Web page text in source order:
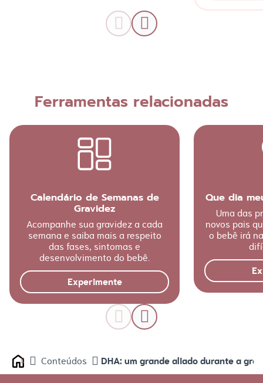
Ferramentas relacionadas
Calendário de Semanas de
Gravidez
Acompanhe sua gravidez a cada
semana e saiba mais a respeito
das fases, sintomas e
desenvolvimento do bebê.
Experimente
Que dia
Uma das
novos pais
o bebê irá
Home Conteúdos DHA: um grande aliado durante a